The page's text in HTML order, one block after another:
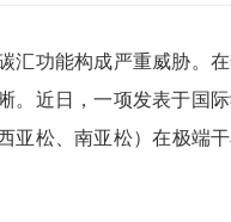
汇功能构成严重威胁。
。近日，一项发表于国际
亚松、南亚松）在极端